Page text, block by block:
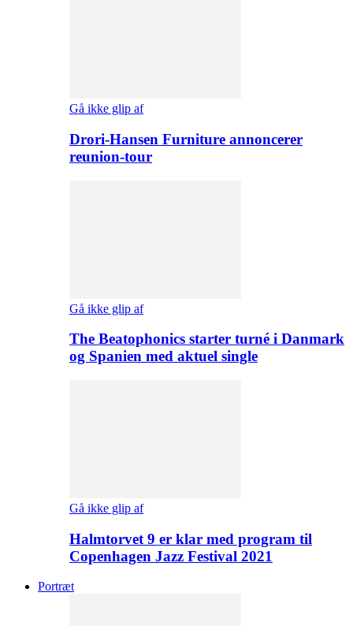
Gå ikke glip af
Drori-Hansen Furniture annoncerer
reunion-tour
Gå ikke glip af
The Beatophonics starter turné i Danmark
og Spanien med aktuel single
Gå ikke glip af
Halmtorvet 9 er klar med program til
Copenhagen Jazz Festival 2021
Portræt